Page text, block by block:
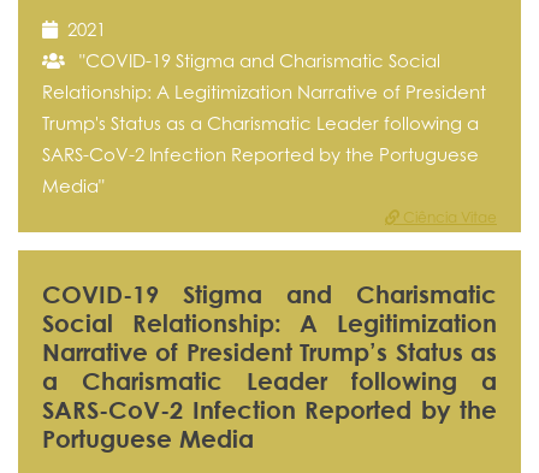
2021
"COVID-19 Stigma and Charismatic Social
Relationship: A Legitimization Narrative of President
Trump's Status as a Charismatic Leader following a
SARS-CoV-2 Infection Reported by the Portuguese
Media"
Ciência Vitae
COVID-19 Stigma and Charismatic
Social Relationship: A Legitimization
Narrative of President Trump’s Status as
a Charismatic Leader following a
SARS-CoV-2 Infection Reported by the
Portuguese Media